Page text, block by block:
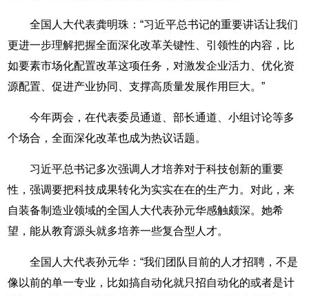
全国人大代表龚明珠：“习近平总书记的重要讲话让我们
更进一步理解把握全面深化改革关键性、引领性的内容，比
如要素市场化配置改革这项任务，对激发企业活力、优化资
源配置、促进产业协同、支撑高质量发展作用巨大。”
今年两会，在代表委员通道、部长通道、小组讨论等多
个场合，全面深化改革也成为热议话题。
习近平总书记多次强调人才培养对于科技创新的重要
性，强调要把科技成果转化为实实在在的生产力。对此，来
自装备制造业领域的全国人大代表孙元华感触颇深。她希
望，能从教育源头就多培养一些复合型人才。
全国人大代表孙元华：“我们团队目前的人才招聘，不是
像以前的单一专业，比如搞自动化就只招自动化的或者是计